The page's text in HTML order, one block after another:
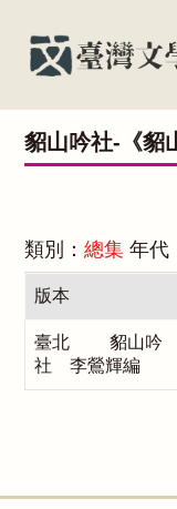
貂山吟社-《貂
類別：總集年
版本
臺北 貂山吟
社 李鶯輝編